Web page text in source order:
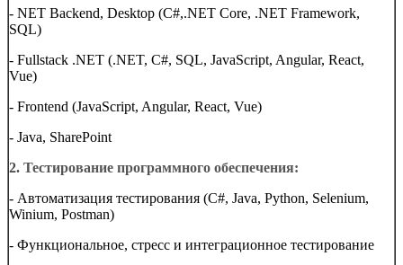
- NET Backend, Desktop (C#,.NET Core, .NET Framework,
SQL)
- Fullstack .NET (.NET, C#, SQL, JavaScript, Angular, React,
Vue)
- Frontend (JavaScript, Angular, React, Vue)
- Java, SharePoint
2. Тестирование программного обеспечения:
- Автоматизация тестирования (C#, Java, Python, Selenium,
Winium, Postman)
- Функциональное, стресс и интеграционное тестирование